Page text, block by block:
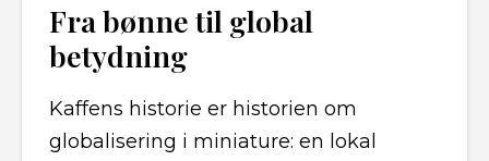
Fra bønne til global
betydning
Kaffens historie er historien om
globalisering i miniature: en lokal